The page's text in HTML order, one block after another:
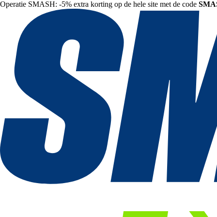
Operatie SMASH: -5% extra korting op de hele site met de code